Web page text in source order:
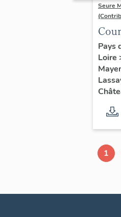
Seure
:
de
Pays
Loire
1